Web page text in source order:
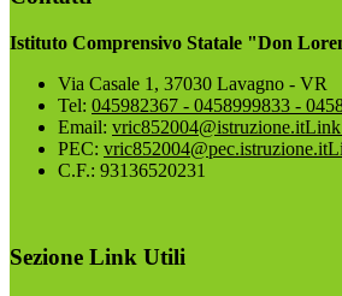
Istituto Comprensivo Statale "Don
Via Casale 1, 37030 Lavagno - VR
Tel: 045982367 - 0458999833 -
Email: vric852004@istruzione.itLink
PEC: vric852004@pec.istruzione.it
C.F.: 93136520231
Sezione Link Utili